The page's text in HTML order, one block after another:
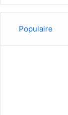
Populaire